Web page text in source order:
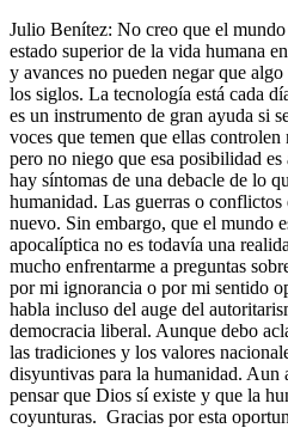
Julio Benítez: No creo que el
estado superior de la vida humana
y avances no pueden negar que
los siglos. La tecnología está cada
es un instrumento de gran ayuda si
voces que temen que ellas
pero no niego que esa posibilidad
hay síntomas de una debacle de lo
humanidad. Las guerras o
nuevo. Sin embargo, que el mundo
apocalíptica no es todavía una
mucho enfrentarme a preguntas
por mi ignorancia o por mi sentido
habla incluso del auge del
democracia liberal. Aunque debo
las tradiciones y los valores
disyuntivas para la humanidad. Aun
pensar que Dios sí existe y que la
coyunturas. Gracias por esta